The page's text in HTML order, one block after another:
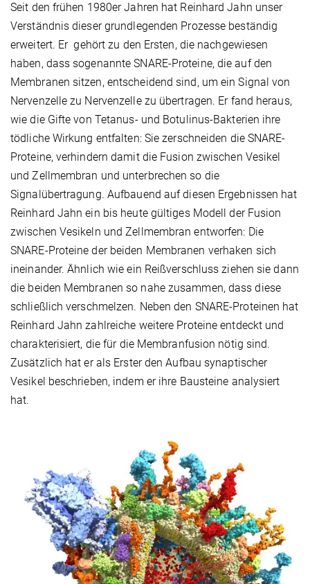
Seit den frühen 1980er Jahren hat Reinhard Jahn unser
Verständnis dieser grundlegenden Prozesse beständig
erweitert. Er gehört zu den Ersten, die nachgewiesen
haben, dass sogenannte SNARE-Proteine, die auf den
Membranen sitzen, entscheidend sind, um ein Signal von
Nervenzelle zu Nervenzelle zu übertragen. Er fand heraus,
wie die Gifte von Tetanus- und Botulinus-Bakterien ihre
tödliche Wirkung entfalten: Sie zerschneiden die SNARE-
Proteine, verhindern damit die Fusion zwischen Vesikel
und Zellmembran und unterbrechen so die
Signalübertragung. Aufbauend auf diesen Ergebnissen hat
Reinhard Jahn ein bis heute gültiges Modell der Fusion
zwischen Vesikeln und Zellmembran entworfen: Die
SNARE-Proteine der beiden Membranen verhaken sich
ineinander. Ähnlich wie ein Reißverschluss ziehen sie dann
die beiden Membranen so nahe zusammen, dass diese
schließlich verschmelzen. Neben den SNARE-Proteinen hat
Reinhard Jahn zahlreiche weitere Proteine entdeckt und
charakterisiert, die für die Membranfusion nötig sind.
Zusätzlich hat er als Erster den Aufbau synaptischer
Vesikel beschrieben, indem er ihre Bausteine analysiert
hat.